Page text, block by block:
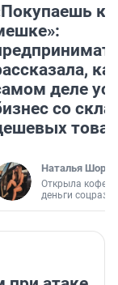
деле
со
Наталья
Открыла
деньги